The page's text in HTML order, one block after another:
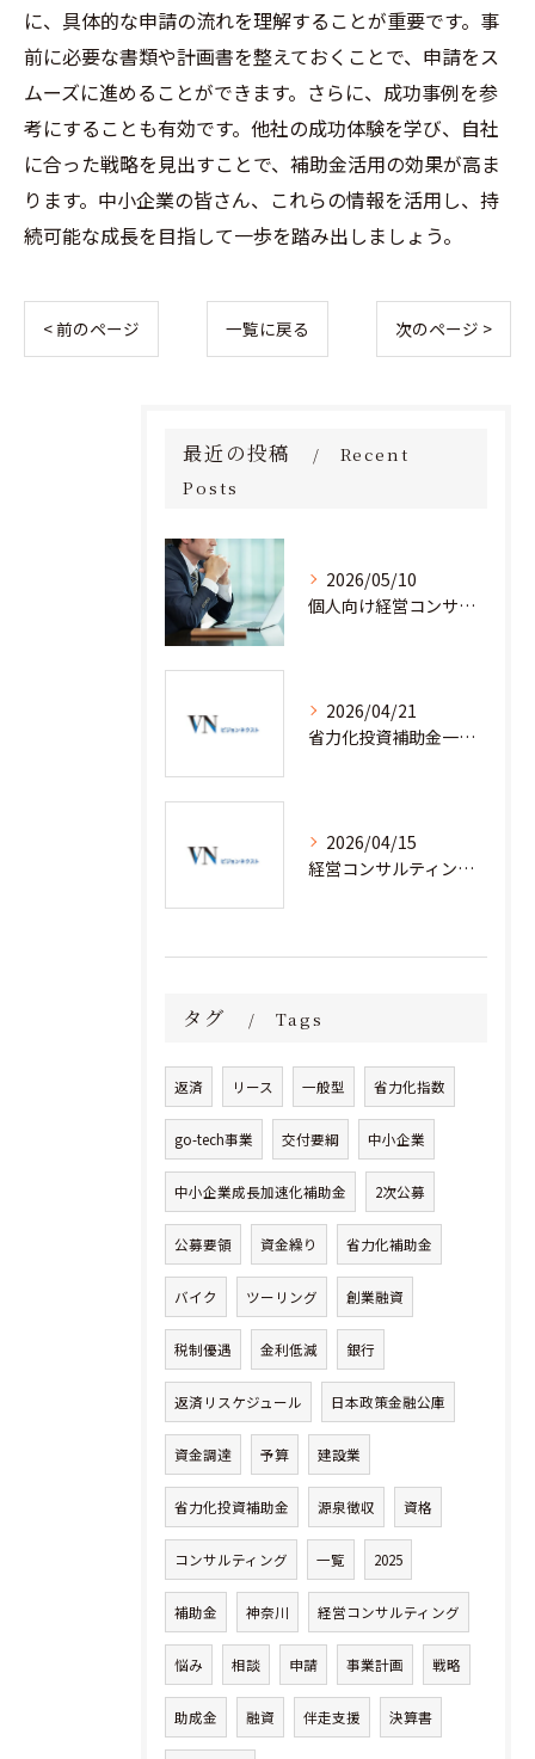
に、具体的な申請の流れを理解することが重要です。事
前に必要な書類や計画書を整えておくことで、申請をス
ムーズに進めることができます。さらに、成功事例を参
考にすることも有効です。他社の成功体験を学び、自社
に合った戦略を見出すことで、補助金活用の効果が高ま
ります。中小企業の皆さん、これらの情報を活用し、持
続可能な成長を目指して一歩を踏み出しましょう。
< 前のページ 一覧に戻る 次のページ >
最近の投稿
Recent
Posts
2026/05/10
個人向け経営コンサルタント料金の全貌を徹底解説
2026/04/21
省力化投資補助金一般型を経営コンサルティングと安心して活用するための実践ノウハウ
2026/04/15
経営コンサルティングと省力化補助金で人手不足企業が成果を出す実践事例集
タグ Tags
返済 リース 一般型 省力化指数
go-tech事業 交付要綱 中小企業
中小企業成長加速化補助金 2次公募
公募要領 資金繰り 省力化補助金
バイク ツーリング 創業融資
税制優遇 金利低減 銀行
返済リスケジュール 日本政策金融公庫
資金調達 予算 建設業
省力化投資補助金 源泉徴収 資格
コンサルティング 一覧 2025
補助金 神奈川 経営コンサルティング
悩み 相談 申請 事業計画 戦略
助成金 融資 伴走支援 決算書